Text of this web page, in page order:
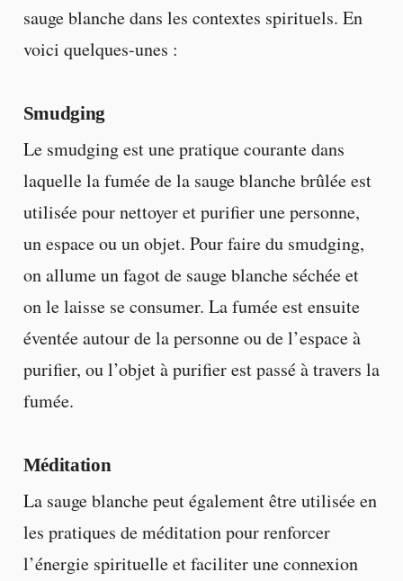
sauge blanche dans les contextes spirituels. En
voici quelques-unes :
Smudging
Le smudging est une pratique courante dans
laquelle la fumée de la sauge blanche brûlée est
utilisée pour nettoyer et purifier une personne,
un espace ou un objet. Pour faire du smudging,
on allume un fagot de sauge blanche séchée et
on le laisse se consumer. La fumée est ensuite
éventée autour de la personne ou de l’espace à
purifier, ou l’objet à purifier est passé à travers la
fumée.
Méditation
La sauge blanche peut également être utilisée en
les pratiques de méditation pour renforcer
l’énergie spirituelle et faciliter une connexion